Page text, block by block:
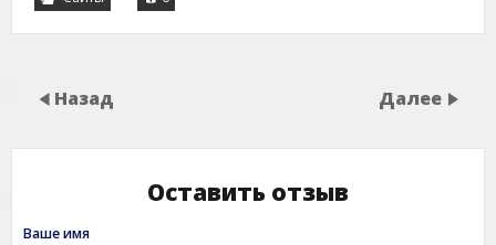
Назад Далее
Оставить отзыв
Ваше имя